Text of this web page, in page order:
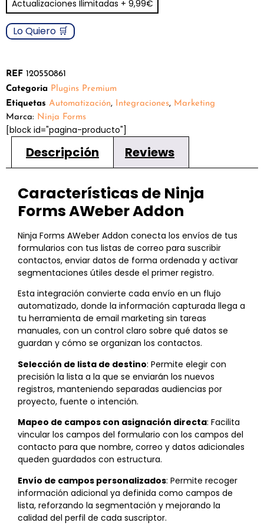
puntuaciones
de clientes
Actualizaciones Ilimitadas + 9,99€
Lo Quiero 🛒
REF 120550861
Categoria Plugins Premium
Etiquetas Automatización, Integraciones, Marketing
Marca: Ninja Forms
[block id="pagina-producto"]
Descripción Reviews
Características de Ninja
Forms AWeber Addon
Ninja Forms AWeber Addon conecta los envíos de tus
formularios con tus listas de correo para suscribir
contactos, enviar datos de forma ordenada y activar
segmentaciones útiles desde el primer registro.
Esta integración convierte cada envío en un flujo
automatizado, donde la información capturada llega a
tu herramienta de email marketing sin tareas
manuales, con un control claro sobre qué datos se
guardan y cómo se organizan los contactos.
Selección de lista de destino: Permite elegir con
precisión la lista a la que se enviarán los nuevos
registros, manteniendo separadas audiencias por
proyecto, fuente o intención.
Mapeo de campos con asignación directa: Facilita
vincular los campos del formulario con los campos del
contacto para que nombre, correo y datos adicionales
queden guardados con estructura.
Envío de campos personalizados: Permite recoger
información adicional ya definida como campos de
lista, reforzando la segmentación y mejorando la
calidad del perfil de cada suscriptor.